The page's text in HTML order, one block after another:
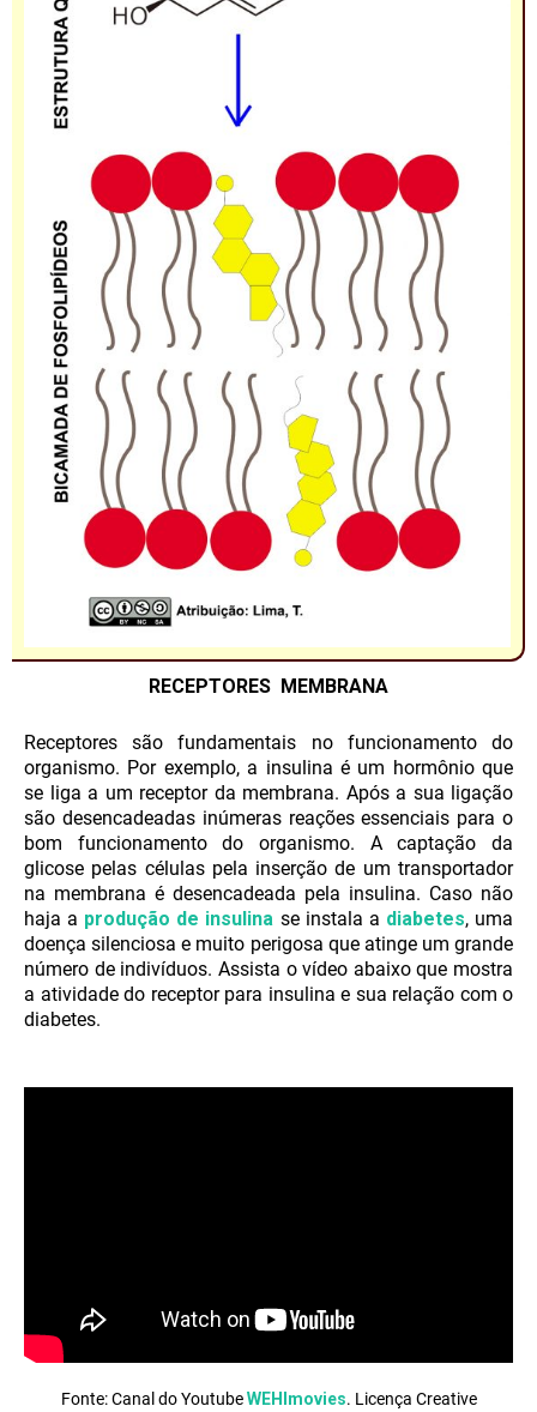
RECEPTORES MEMBRANA
Receptores são fundamentais no funcionamento do
organismo. Por exemplo, a insulina é um hormônio que
se liga a um receptor da membrana. Após a sua ligação
são desencadeadas inúmeras reações essenciais para o
bom funcionamento do organismo. A captação da
glicose pelas células pela inserção de um transportador
na membrana é desencadeada pela insulina. Caso não
haja a produção de insulina se instala a diabetes, uma
doença silenciosa e muito perigosa que atinge um grande
número de indivíduos. Assista o vídeo abaixo que mostra
a atividade do receptor para insulina e sua relação com o
diabetes.
Fonte: Canal do YoutubeWEHImovies. Licença Creative